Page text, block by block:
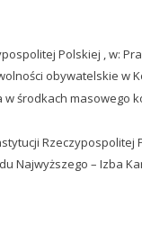
Polskiej , w:
obywatelskie w
środkach masowego
Rzeczypospolitej
Najwyższego – Izba